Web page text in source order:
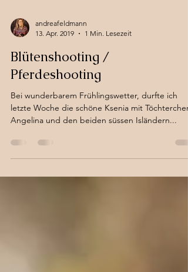
andreafeldmann
13. Apr. 2019
1 Min. Lesezeit
Blütenshooting /
Pferdeshooting
Bei wunderbarem Frühlingswetter, durfte ich
Angelina und den beiden süssen Isländern...